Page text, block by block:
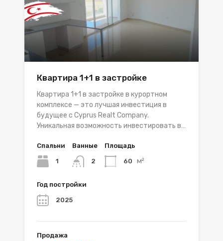
Квартира 1+1 в застройке
Квартира 1+1 в застройке в курортном
комплексе — это лучшая инвестиция в
будущее с Cyprus Realt Company.
Уникальная возможность инвестировать в…
Спальни
1
Ванные
2
Площадь
60 м²
Год постройки
2025
Продажа